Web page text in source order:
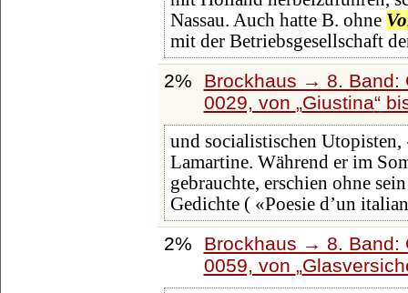
Nassau. Auch hatte B. ohne
mit der Betriebsgesellschaft
2%
Brockhaus → 8. Band:
0029, von Giustina
und socialistischen
Lamartine. Während er im
gebrauchte, erschien ohne
Gedichte ( «Poesie d’un
2%
Brockhaus → 8. Band:
0059, von